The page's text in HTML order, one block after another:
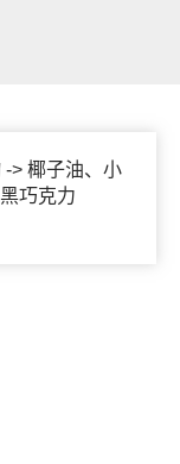
> 椰子油、小
巧克力